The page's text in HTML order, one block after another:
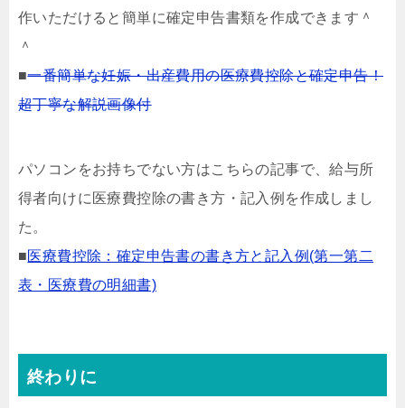
作いただけると簡単に確定申告書類を作成できます＾
＾
■一番簡単な妊娠・出産費用の医療費控除と確定申告！
超丁寧な解説画像付
パソコンをお持ちでない方はこちらの記事で、給与所
得者向けに医療費控除の書き方・記入例を作成しまし
た。
■医療費控除：確定申告書の書き方と記入例(第一第二
表・医療費の明細書)
終わりに